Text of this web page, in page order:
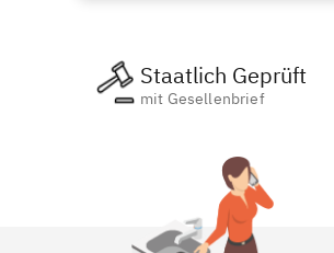
Staatlich Geprüft
mit Gesellenbrief